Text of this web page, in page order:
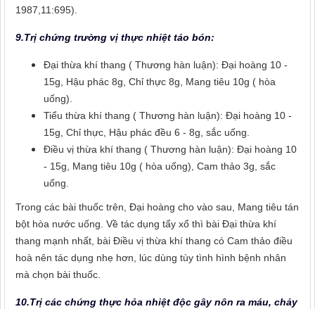
1987,11:695).
9.Trị chứng trường vị thực nhiệt táo bón:
Đại thừa khí thang ( Thương hàn luận): Đại hoàng 10 -
15g, Hậu phác 8g, Chỉ thực 8g, Mang tiêu 10g ( hòa
uống).
Tiểu thừa khí thang ( Thương hàn luận): Đại hoàng 10 -
15g, Chỉ thực, Hậu phác đều 6 - 8g, sắc uống.
Điều vị thừa khí thang ( Thương hàn luận): Đại hoàng 10
- 15g, Mang tiêu 10g ( hòa uống), Cam thảo 3g, sắc
uống.
Trong các bài thuốc trên, Đại hoàng cho vào sau, Mang tiêu tán
bột hòa nước uống. Về tác dụng tẩy xổ thì bài Đại thừa khí
thang mạnh nhất, bài Điều vị thừa khí thang có Cam thảo điều
hoà nên tác dụng nhẹ hơn, lúc dùng tùy tình hình bệnh nhân
mà chọn bài thuốc.
10.Trị các chứng thực hỏa nhiệt độc gây nôn ra máu, chảy